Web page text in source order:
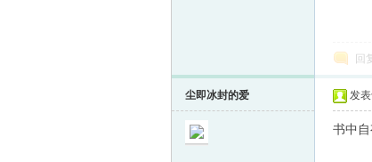
回
尘即冰封的爱 发表
书中